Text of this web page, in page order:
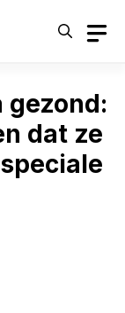
gezond:
dat ze